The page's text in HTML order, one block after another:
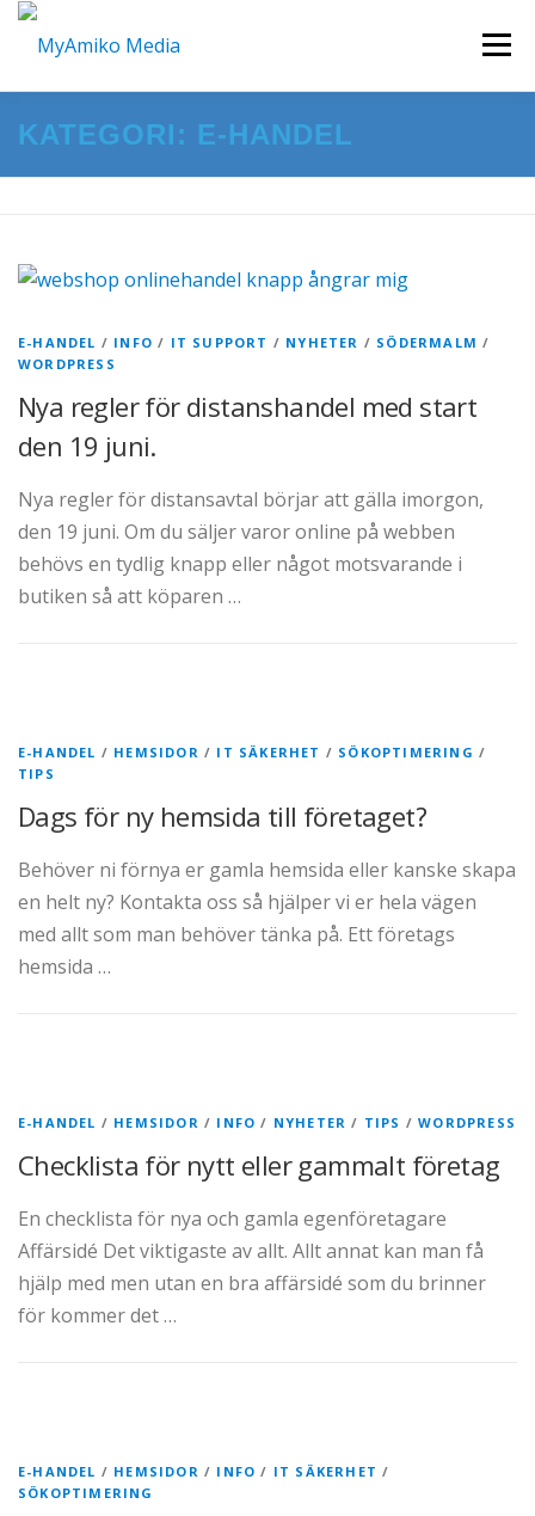
Hoppa
Meny
START HEMSIDOR I WORDPRESS
KATEGORI: E-HANDEL
E-HANDEL / INFO / IT SUPPORT / NYHETER / SÖDERMALM /
WORDPRESS
Nya regler för distanshandel med start
den 19 juni.
Nya regler för distansavtal börjar att gälla imorgon,
den 19 juni. Om du säljer varor online på webben
behövs en tydlig knapp eller något motsvarande i
butiken så att köparen …
E-HANDEL / HEMSIDOR / IT SÄKERHET / SÖKOPTIMERING /
TIPS
Dags för ny hemsida till företaget?
Behöver ni förnya er gamla hemsida eller kanske skapa
en helt ny? Kontakta oss så hjälper vi er hela vägen
med allt som man behöver tänka på. Ett företags
hemsida …
E-HANDEL / HEMSIDOR / INFO / NYHETER / TIPS /WORDPRESS
Checklista för nytt eller gammalt företag
En checklista för nya och gamla egenföretagare
Affärsidé Det viktigaste av allt. Allt annat kan man få
hjälp med men utan en bra affärsidé som du brinner
för kommer det …
E-HANDEL / HEMSIDOR / INFO / IT SÄKERHET /
SÖKOPTIMERING